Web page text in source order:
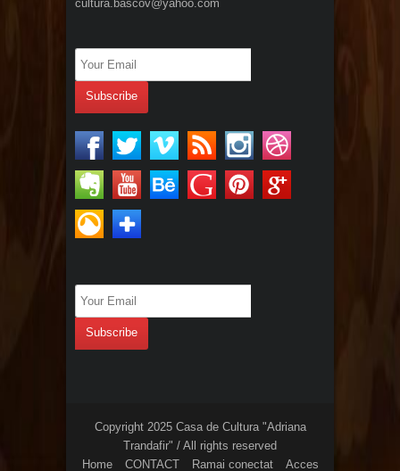
cultura.bascov@yahoo.com
Copyright 2025 Casa de Cultura "Adriana
Trandafir" / All rights reserved
Home
CONTACT Ramai conectat Acces